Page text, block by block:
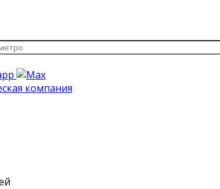
компания